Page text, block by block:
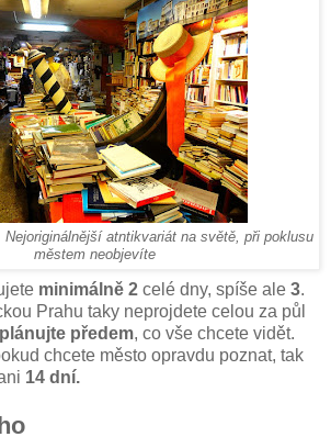
Nejoriginálnější atntikvariát na světě, při poklusu
městem neobjevíte
minimálně 2 celé dny, spíše ale 3.
Prahu taky neprojdete celou za půl
předem, co vše chcete vidět.
chcete město opravdu poznat, tak
14 dní.